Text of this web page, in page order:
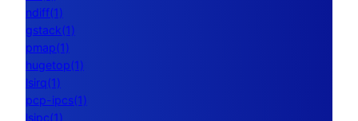
ndiff(1)
gstack(1)
pmap(1)
hugetop(1)
lsirq(1)
pcp-ipcs(1)
lsipc(1)